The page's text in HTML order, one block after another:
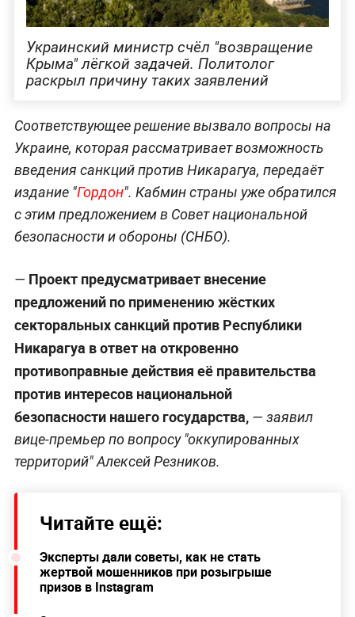
Украинский министр счёл "возвращение
Крыма" лёгкой задачей. Политолог
раскрыл причину таких заявлений
Соответствующее решение вызвало вопросы на
Украине, которая рассматривает возможность
введения санкций против Никарагуа, передаёт
издание "Гордон". Кабмин страны уже обратился
с этим предложением в Совет национальной
безопасности и обороны (СНБО).
— Проект предусматривает внесение
предложений по применению жёстких
секторальных санкций против Республики
Никарагуа в ответ на откровенно
противоправные действия её правительства
против интересов национальной
безопасности нашего государства,— заявил
вице-премьер по вопросу "оккупированных
территорий" Алексей Резников.
Читайте ещё:
Эксперты дали советы, как не стать
жертвой мошенников при розыгрыше
призов в Instagram